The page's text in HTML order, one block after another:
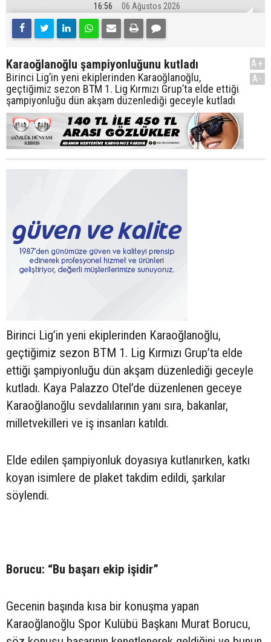
16:56 06 Ağustos 2026
Karaoğlanoğlu şampiyonluğunu kutladı
Birinci Lig’in yeni ekiplerinden Karaoğlanoğlu,
geçtiğimiz sezon BTM 1. Lig Kırmızı Grup’ta elde ettiği
şampiyonluğu dün akşam düzenlediği geceyle kutladı
A+
A-
Birinci Lig’in yeni ekiplerinden Karaoğlanoğlu,
geçtiğimiz sezon BTM 1. Lig Kırmızı Grup’ta elde
ettiği şampiyonluğu dün akşam düzenlediği geceyle
kutladı. Kaya Palazzo Otel’de düzenlenen geceye
Karaoğlanoğlu sevdalılarının yanı sıra, bakanlar,
milletvekilleri ve iş insanları katıldı.
Elde edilen şampiyonluk doyasıya kutlanırken, katkı
koyan isimlere de plaket takdim edildi, şarkılar
söylendi.
Borucu: “Bu başarı ekip işidir”
Gecenin başında kısa bir konuşma yapan
Karaoğlanoğlu Spor Kulübü Başkanı Murat Borucu,